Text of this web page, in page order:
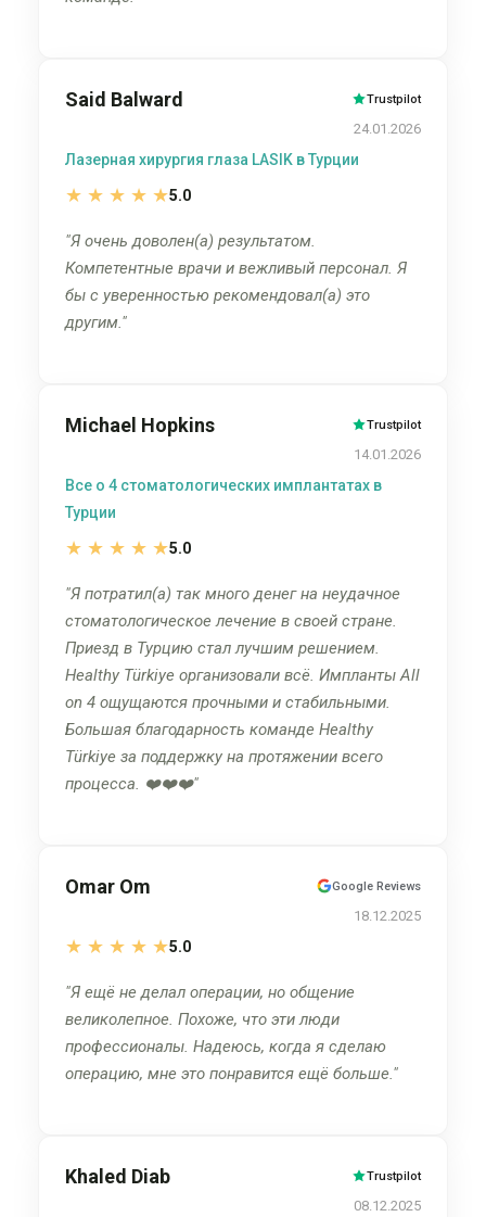
Said Balward Trustpilot
24.01.2026
Лазерная хирургия глаза LASIK в Турции
★ ★ ★ ★ ★5.0
Я очень доволен(а) результатом.
Компетентные врачи и вежливый персонал. Я
бы с уверенностью рекомендовал(а) это
другим.
Michael Hopkins Trustpilot
14.01.2026
Все о 4 стоматологических имплантатах в
Турции
★ ★ ★ ★ ★5.0
Я потратил(а) так много денег на неудачное
стоматологическое лечение в своей стране.
Приезд в Турцию стал лучшим решением.
Healthy Türkiye организовали всё. Импланты All
on 4 ощущаются прочными и стабильными.
Большая благодарность команде Healthy
Türkiye за поддержку на протяжении всего
процесса. ❤️❤️❤️
Omar Om Google Reviews
18.12.2025
★ ★ ★ ★ ★5.0
Я ещё не делал операции, но общение
великолепное. Похоже, что эти люди
профессионалы. Надеюсь, когда я сделаю
операцию, мне это понравится ещё больше.
Khaled Diab Trustpilot
08.12.2025